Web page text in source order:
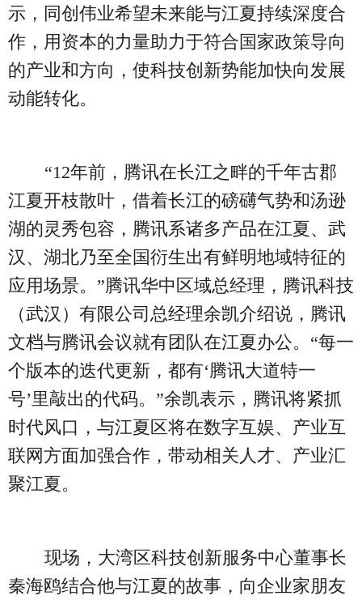
示，同创伟业希望未来能与江夏持续深度合
作，用资本的力量助力于符合国家政策导向
的产业和方向，使科技创新势能加快向发展
动能转化。
“12年前，腾讯在长江之畔的千年古郡
江夏开枝散叶，借着长江的磅礴气势和汤逊
湖的灵秀包容，腾讯系诸多产品在江夏、武
汉、湖北乃至全国衍生出有鲜明地域特征的
应用场景。”腾讯华中区域总经理，腾讯科技
（武汉）有限公司总经理余凯介绍说，腾讯
文档与腾讯会议就有团队在江夏办公。“每一
个版本的迭代更新，都有‘腾讯大道特一
号’里敲出的代码。”余凯表示，腾讯将紧抓
时代风口，与江夏区将在数字互娱、产业互
联网方面加强合作，带动相关人才、产业汇
聚江夏。
现场，大湾区科技创新服务中心董事长
秦海鸥结合他与江夏的故事，向企业家朋友